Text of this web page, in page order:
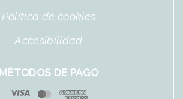
Política de cookies
Accesibilidad
MÉTODOS DE PAGO